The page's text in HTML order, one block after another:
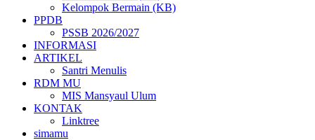
Kelompok Bermain (KB)
PPDB
PSSB 2026/2027
INFORMASI
ARTIKEL
Santri Menulis
RDM MU
MIS Mansyaul Ulum
KONTAK
Linktree
simamu